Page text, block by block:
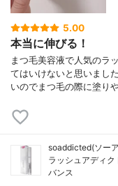
5.00
本当に伸びる！
まつ毛美容液で人気のラ
てはいけないと思いまし
いのでまつ毛の際に塗り
soaddicted(ソー
ラッシュアディ
バンス